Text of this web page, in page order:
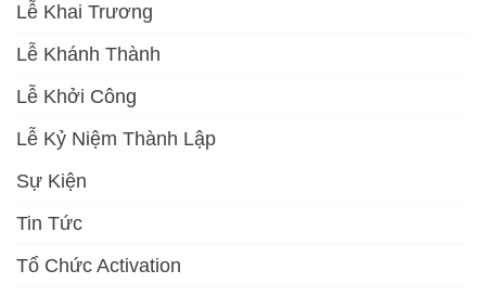
Lễ Khai Trương
Lễ Khánh Thành
Lễ Khởi Công
Lễ Kỷ Niệm Thành Lập
Sự Kiện
Tin Tức
Tổ Chức Activation